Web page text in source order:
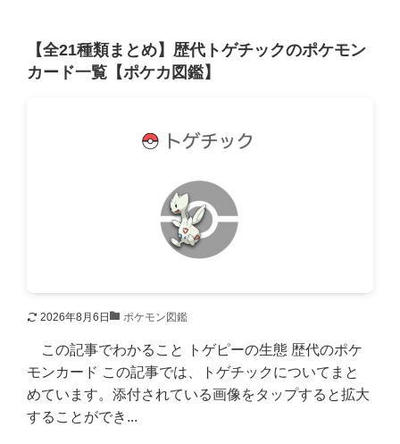
【全21種類まとめ】歴代トゲチックのポケモン
カード一覧【ポケカ図鑑】
2026年8月6日 ポケモン図鑑
この記事でわかること トゲピーの生態 歴代のポケ
モンカード この記事では、トゲチックについてまと
めています。添付されている画像をタップすると拡大
することができ...